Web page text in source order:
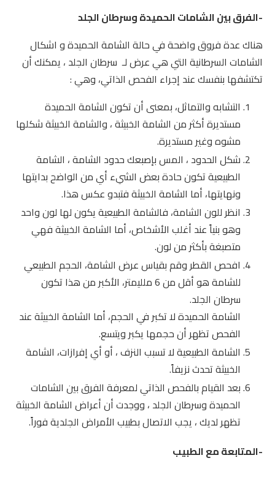
-الفرق بين الشامات الحميدة وسرطان الجلد
هناك عدة فروق واضحة في حالة الشامة الحميدة و اشكال
الشامات السرطانية التي هي عرض لـ سرطان الجلد ، يمكنك أن
تكتشفها بنفسك عند إجراء الفحص الذاتي، وهي :
التشابه والتماثل، بمعنى أن تكون الشامة الحميدة
مستديرة أكثر من الشامة الخبيثة ، والشامة الخبيثة شكلها
مشوه وغير مستديرة.
شكل الحدود ، المس بإصبعك حدود الشامة ، الشامة
الطبيعية تكون حادة بعض الشيء أي من الواضح بدايتها
ونهايتها، أما الشامة الخبيثة فتبدو عكس هذا.
انظر للون الشامة، فالشامة الطبيعية يكون لها لون واحد
وهو بنياً عند أغلب الأشخاص، أما الشامة الخبيثة فهي
متصبغة بأكثر من لون.
افحص القطر وقم بقياس عرض الشامة، الحجم الطبيعي
للشامة هو أقل من 6 ملليمتر، الأكبر من هذا تكون
سرطان الجلد.
الشامة الحميدة لا تكبر في الحجم، أما الشامة الخبيثة عند
الفحص تظهر أن حجمها يكبر ويتسع.
الشامة الطبيعية لا تسبب النزف ، أو أي إفرازات، الشامة
الخبيثة تحدث نزيفاً.
بعد القيام بالفحص الذاتي لمعرفة الفرق بين الشامات
الحميدة وسرطان الجلد ، ووجدت أن أعراض الشامة الخبيثة
تظهر لديك ، يجب الاتصال بطبيب الأمراض الجلدية فوراً.
-المتابعة مع الطبيب